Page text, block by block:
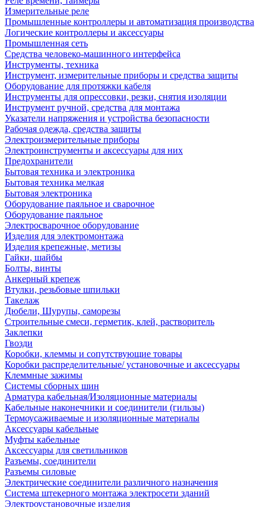
Измерительные реле
Промышленные контроллеры и автоматизация производства
Логические контроллеры и аксессуары
Промышленная сеть
Средства человеко-машинного интерфейса
Инструменты, техника
Инструмент, измерительные приборы и средства защиты
Оборудование для протяжки кабеля
Инструменты для опрессовки, резки, снятия изоляции
Инструмент ручной, средства для монтажа
Указатели напряжения и устройства безопасности
Рабочая одежда, средства защиты
Электроизмерительные приборы
Электроинструменты и аксессуары для них
Предохранители
Бытовая техника и электроника
Бытовая техника мелкая
Бытовая электроника
Оборудование паяльное и сварочное
Оборудование паяльное
Электросварочное оборудование
Изделия для электромонтажа
Изделия крепежные, метизы
Гайки, шайбы
Болты, винты
Анкерный крепеж
Втулки, резьбовые шпильки
Такелаж
Дюбели, Шурупы, саморезы
Строительные смеси, герметик, клей, растворитель
Заклепки
Гвозди
Коробки, клеммы и сопутствующие товары
Коробки распределительные/ установочные и аксессуары
Клеммные зажимы
Системы сборных шин
Арматура кабельная/Изоляционные материалы
Кабельные наконечники и соединители (гильзы)
Термоусаживаемые и изоляционные материалы
Аксессуары кабельные
Муфты кабельные
Аксессуары для светильников
Разъемы, соединители
Разъемы силовые
Электрические соединители различного назначения
Система штекерного монтажа электросети зданий
Электроустановочные изделия